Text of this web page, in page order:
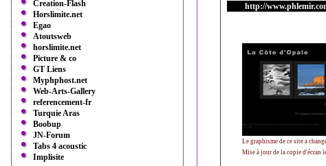
Creation-Flash
Horslimite.net
Egao
Atoutsweb
horslimite.net
Picture & co
GT Liens
Myphphost.net
Web-Arts-Gallery
referencement-fr
Turquie Aras
Boobup
JN-Forum
Tabs 4 acoustic
Implisite
http://
Le graphisme de ce site a
Mise à jour de la copie d'écran